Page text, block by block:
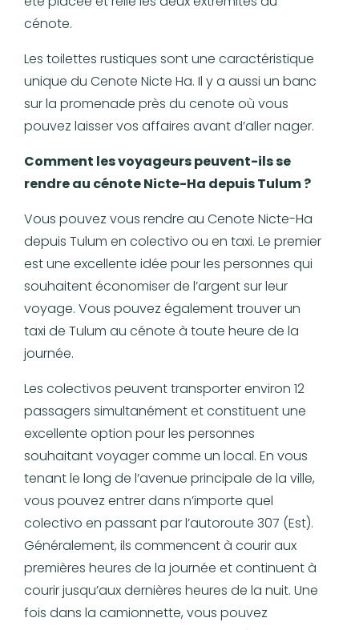
cénote.
Les toilettes rustiques sont une caractéristique
unique du Cenote Nicte Ha. Il y a aussi un banc
sur la promenade près du cenote où vous
pouvez laisser vos affaires avant d’aller nager.
Comment les voyageurs peuvent-ils se
rendre au cénote Nicte-Ha depuis Tulum ?
Vous pouvez vous rendre au Cenote Nicte-Ha
depuis Tulum en colectivo ou en taxi. Le premier
est une excellente idée pour les personnes qui
souhaitent économiser de l’argent sur leur
voyage. Vous pouvez également trouver un
taxi de Tulum au cénote à toute heure de la
journée.
Les colectivos peuvent transporter environ 12
passagers simultanément et constituent une
excellente option pour les personnes
souhaitant voyager comme un local. En vous
tenant le long de l’avenue principale de la ville,
vous pouvez entrer dans n’importe quel
colectivo en passant par l’autoroute 307 (Est).
Généralement, ils commencent à courir aux
premières heures de la journée et continuent à
courir jusqu’aux dernières heures de la nuit. Une
fois dans la camionnette, vous pouvez